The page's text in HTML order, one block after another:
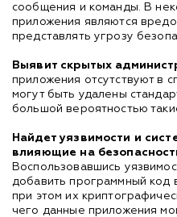
сообщения и команды. В
приложения являются
представлять угрозу
Выявит скрытых
приложения отсутствуют в
могут быть удалены
большой вероятностью
Найдет уязвимости и
влияющие на
Воспользовавшись
добавить программный код
при этом их
чего данные приложения